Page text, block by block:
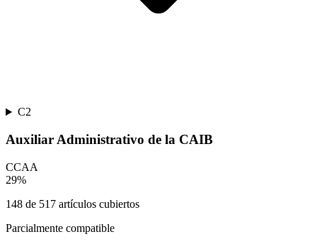
C2
Auxiliar Administrativo de la CAIB
CCAA
29%
148 de 517 artículos cubiertos
Parcialmente compatible